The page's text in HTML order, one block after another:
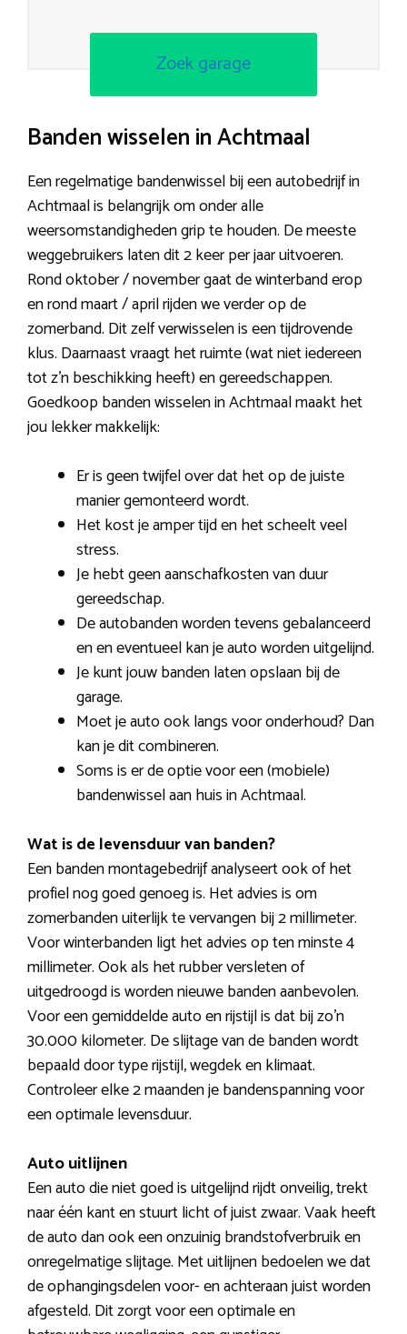
Zoek garage
Banden wisselen in Achtmaal
Een regelmatige bandenwissel bij een autobedrijf in
Achtmaal is belangrijk om onder alle
weersomstandigheden grip te houden. De meeste
weggebruikers laten dit 2 keer per jaar uitvoeren.
Rond oktober / november gaat de winterband erop
en rond maart / april rijden we verder op de
zomerband. Dit zelf verwisselen is een tijdrovende
klus. Daarnaast vraagt het ruimte (wat niet iedereen
tot z’n beschikking heeft) en gereedschappen.
Goedkoop banden wisselen in Achtmaal maakt het
jou lekker makkelijk:
Er is geen twijfel over dat het op de juiste
manier gemonteerd wordt.
Het kost je amper tijd en het scheelt veel
stress.
Je hebt geen aanschafkosten van duur
gereedschap.
De autobanden worden tevens gebalanceerd
en en eventueel kan je auto worden uitgelijnd.
Je kunt jouw banden laten opslaan bij de
garage.
Moet je auto ook langs voor onderhoud? Dan
kan je dit combineren.
Soms is er de optie voor een (mobiele)
bandenwissel aan huis in Achtmaal.
Wat is de levensduur van banden?
Een banden montagebedrijf analyseert ook of het
profiel nog goed genoeg is. Het advies is om
zomerbanden uiterlijk te vervangen bij 2 millimeter.
Voor winterbanden ligt het advies op ten minste 4
millimeter. Ook als het rubber versleten of
uitgedroogd is worden nieuwe banden aanbevolen.
Voor een gemiddelde auto en rijstijl is dat bij zo’n
30.000 kilometer. De slijtage van de banden wordt
bepaald door type rijstijl, wegdek en klimaat.
Controleer elke 2 maanden je bandenspanning voor
een optimale levensduur.
Auto uitlijnen
Een auto die niet goed is uitgelijnd rijdt onveilig, trekt
naar één kant en stuurt licht of juist zwaar. Vaak heeft
de auto dan ook een onzuinig brandstofverbruik en
onregelmatige slijtage. Met uitlijnen bedoelen we dat
de ophangingsdelen voor- en achteraan juist worden
afgesteld. Dit zorgt voor een optimale en